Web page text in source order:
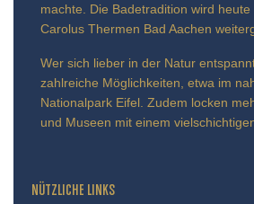
machte. Die Badetradition wird heute
Carolus Thermen Bad Aachen
Wer sich lieber in der Natur
zahlreiche Möglichkeiten, etwa im
Nationalpark Eifel. Zudem locken
und Museen mit einem
NÜTZLICHE LINKS